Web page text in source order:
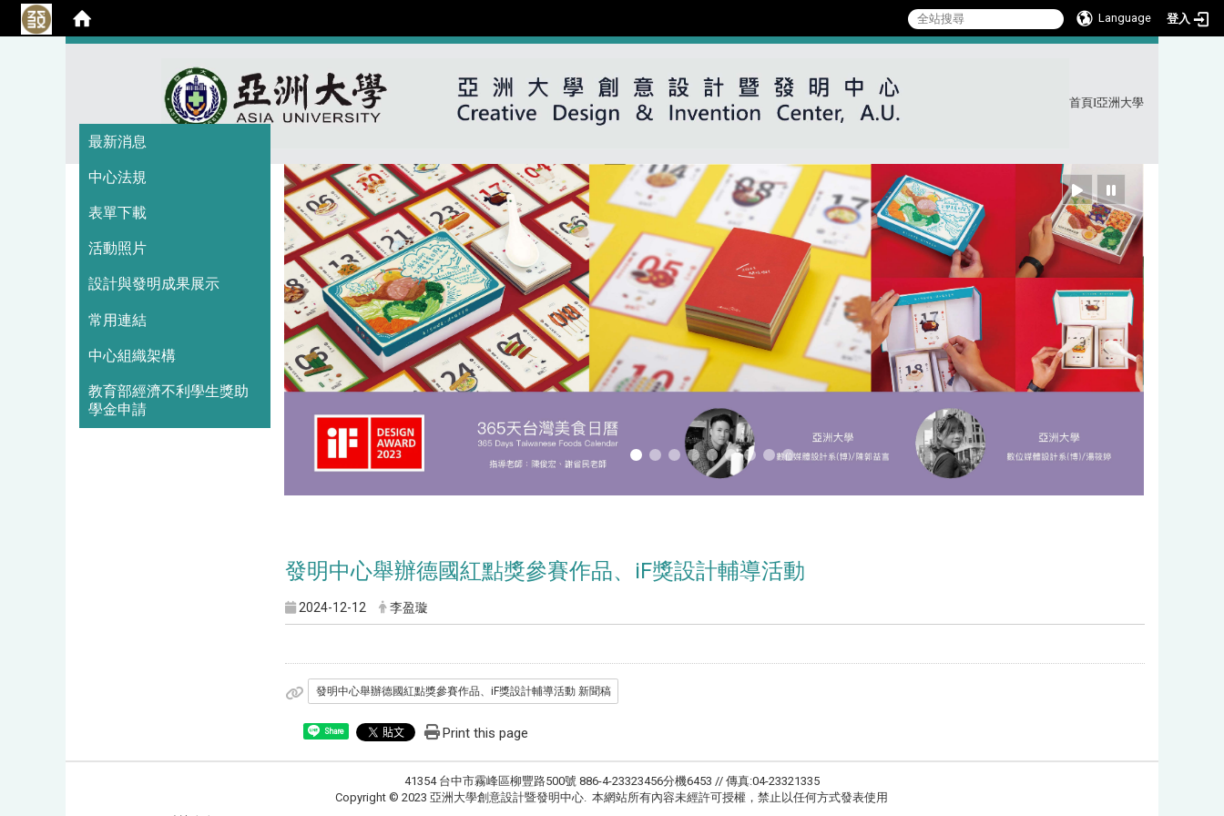
Language 登入
首頁I亞洲大學
最新消息
中心法規
表單下載
活動照片
設計與發明成果展示
常用連結
中心組織架構
教育部經濟不利學生獎助
學金申請
發明中心舉辦德國紅點獎參賽作品、iF獎設計輔導活動
2024-12-12 李盈璇
發明中心舉辦德國紅點獎參賽作品、iF獎設計輔導活動 新聞稿
Share Print this page
41354 台中市霧峰區柳豐路500號 886-4-23323456分機6453 // 傳真:04-23321335
Copyright © 2023 亞洲大學創意設計暨發明中心. 本網站所有內容未經許可授權，禁止以任何方式發表使用